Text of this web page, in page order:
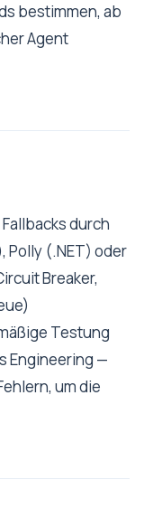
bestimmen, ab
Agent
durch
Polly (.NET) oder
Breaker,
Testung
Engineering —
um die